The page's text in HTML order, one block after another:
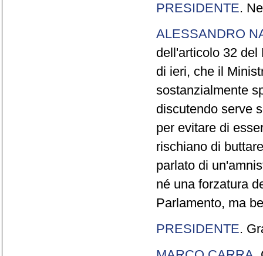
PRESIDENTE.
ALESSANDRO
dell'articolo 32 del
di ieri, che il
sostanzialmente
discutendo serve
per evitare di
rischiano di
parlato di
né una forzatura
Parlamento, ma
PRESIDENTE.